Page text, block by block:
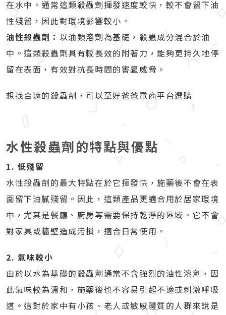
在水中。通常這類殺蟲劑揮發速度較快，較不會留下油
性殘留，因此對環境影響較小。
油性殺蟲劑： 以油類溶劑為基礎，殺蟲成分混合於油
中。這類殺蟲劑具有較長效的附著力，能夠更持久地停
留在表面，有效對抗長時間的害蟲威脅。
想找合適的殺蟲劑，可以至好爸爸電商平台選購
水性殺蟲劑的特點與優點
1. 低殘留
水性殺蟲劑的最大特點在於它揮發快，施藥後不會在表
面留下油膩殘留。因此，這類產品更適合用於居家環境
中，尤其是餐廳、廚房等需要保持乾淨的區域。它不會
對家具或牆壁造成污損，適合日常使用。
2. 氣味較小
由於以水為基礎的殺蟲劑通常不含強烈的油性溶劑，因
此氣味較為溫和，施藥後也不容易引起不適或刺激呼吸
道。這對於家中有小孩、老人或敏感體質的人群來說是